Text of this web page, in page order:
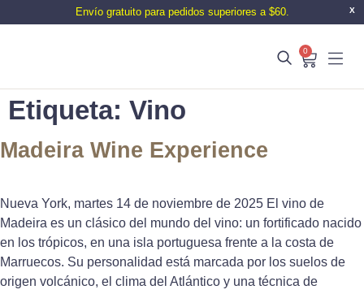
X
Envío gratuito para pedidos superiores a $60.
0
Etiqueta: Vino
Madeira Wine Experience
Nueva York, martes 14 de noviembre de 2025 El vino de
Madeira es un clásico del mundo del vino: un fortificado nacido
en los trópicos, en una isla portuguesa frente a la costa de
Marruecos. Su personalidad está marcada por los suelos de
origen volcánico, el clima del Atlántico y una técnica de